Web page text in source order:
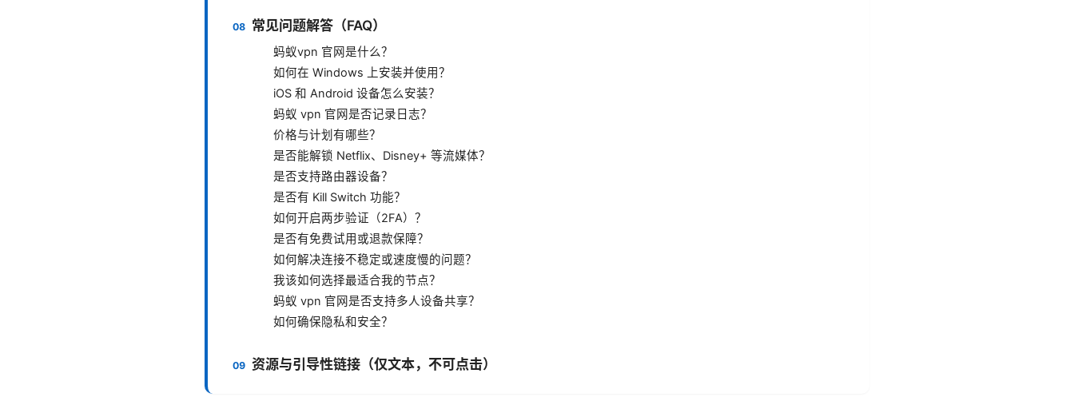
常见问题解答（FAQ）
蚂蚁vpn 官网是什么？
如何在 Windows 上安装并使用？
iOS 和 Android 设备怎么安装？
蚂蚁 vpn 官网是否记录日志？
价格与计划有哪些？
是否能解锁 Netflix、Disney+ 等流媒体？
是否支持路由器设备？
是否有 Kill Switch 功能？
如何开启两步验证（2FA）？
是否有免费试用或退款保障？
如何解决连接不稳定或速度慢的问题？
我该如何选择最适合我的节点？
蚂蚁 vpn 官网是否支持多人设备共享？
如何确保隐私和安全？
资源与引导性链接（仅文本，不可点击）